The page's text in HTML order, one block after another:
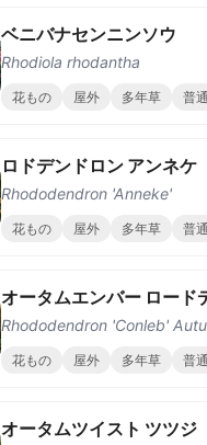
ベニバナセンニンソウ
Rhodiola rhodantha
花もの 屋外 多年草 普通
ロドデンドロン アンネケ
Rhododendron 'Anneke'
花もの 屋外 多年草 普通
オータムエンバー ロード
Rhododendron 'Conleb'
花もの 屋外 多年草 普通
オータムツイスト ツツジ